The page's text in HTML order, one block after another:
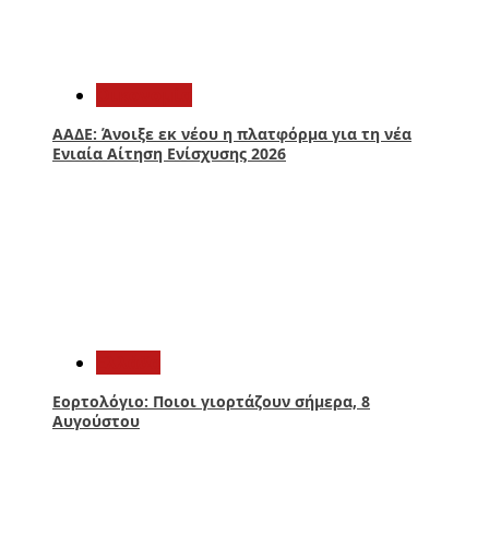
ΑΑΔΕ: Άνοιξε εκ νέου η πλατφόρμα για τη νέα
Ενιαία Αίτηση Ενίσχυσης 2026
Εορτολόγιο: Ποιοι γιορτάζουν σήμερα, 8
Αυγούστου